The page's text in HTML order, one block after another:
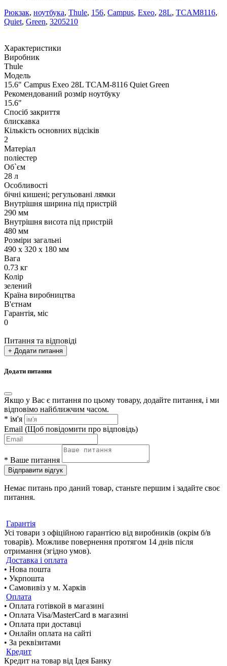
Рюкзак, ноутбука, Thule, 156, Campus, Exeo, 28L, TCAM8116,
Quiet, Green, 3205210
Характеристики
Виробник
Thule
Модель
15.6" Campus Exeo 28L TCAM-8116 Quiet Green
Рекомендований розмір ноутбуку
15.6"
Спосіб закриття
блискавка
Кількість основних відсіків
2
Матеріал
поліестер
Об`єм
28 л
Особливості
бічні кишені; регульовані лямки
Внутрішня ширина під пристрій
290 мм
Внутрішня висота під пристрій
480 мм
Розміри загальні
490 х 320 х 180 мм
Вага
0.73 кг
Колір
зелений
Країна виробництва
В'єтнам
Гарантія, міс
0
Питання та відповіді
+ Додати питання
Додати питання
Якщо у Вас є питання по цьому товару, додайте питання, і ми
відповімо найближчим часом.
* ім'я
Email (Щоб повідомити про відповідь)
* Ваше питання
Відправити відгук
Немає питань про даний товар, станьте першим і задайте своє
питання.
Гарантія
Усі товари з офіційною гарантією від виробників (окрім б/в
товарів). Можливе повернення протягом 14 днів після
отримання (згідно умов).
Доставка і оплата
• Нова пошта
• Укрпошта
• Самовивіз у м. Харків
Оплата
• Оплата готівкой в магазині
• Оплата Visa/MasterCard в магазині
• Оплата при доставці
• Онлайн оплата на сайті
• За реквізитами
Кредит
Кредит на товар від Ідея Банку